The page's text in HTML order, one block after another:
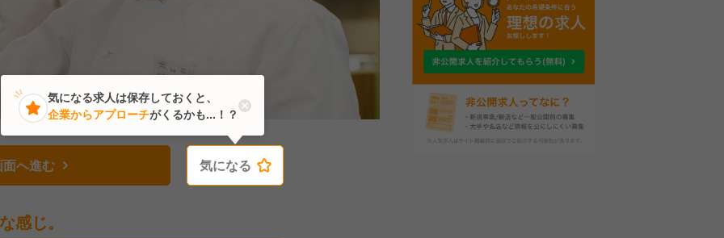
へ進む 気になる
感じ。
気になる
気になる求人は保存しておくと、
企業からアプローチがくるかも...！？